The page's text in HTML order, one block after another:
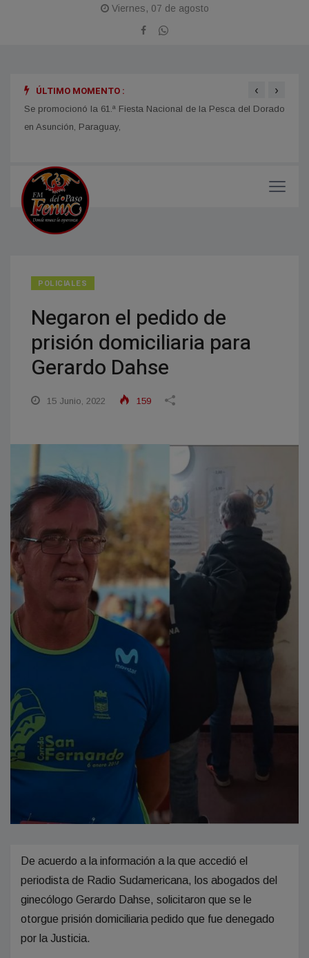
Viernes, 07 de agosto
ÚLTIMO MOMENTO :
Se promocionó la 61.ª Fiesta Nacional de la Pesca del Dorado
en Asunción, Paraguay,
‹ ›
POLICIALES
Negaron el pedido de
prisión domiciliaria para
Gerardo Dahse
15 Junio, 2022 159
De acuerdo a la información a la que accedió el
periodista de Radio Sudamericana, los abogados del
ginecólogo Gerardo Dahse, solicitaron que se le
otorgue prisión domiciliaria pedido que fue denegado
por la Justicia.